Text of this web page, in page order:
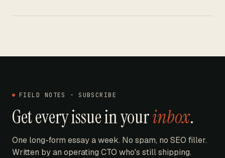
FIELD NOTES - SUBSCRIBE
Get every issue in yourinbox.
One long-form essay a week. No spam, no SEO filler.
Written by an operating CTO who's still shipping.